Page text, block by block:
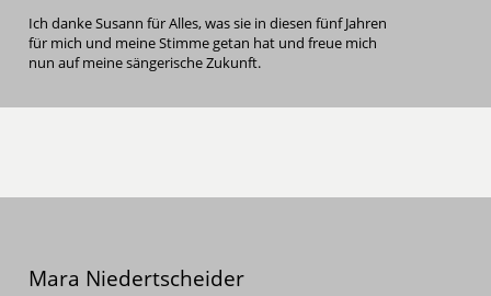
Ich danke Susann für Alles, was sie in diesen fünf Jahren
für mich und meine Stimme getan hat und freue mich
nun auf meine sängerische Zukunft.
Mara Niedertscheider